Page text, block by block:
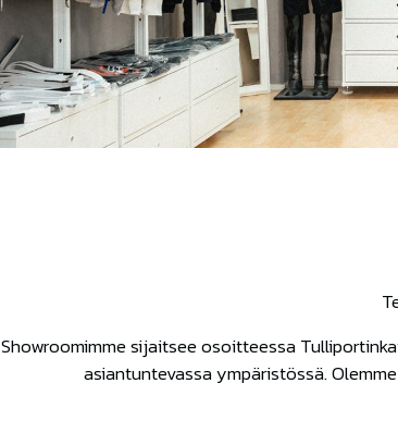
Showroomimme sijaitsee osoitteessa
asiantuntevassa ympäristössä.